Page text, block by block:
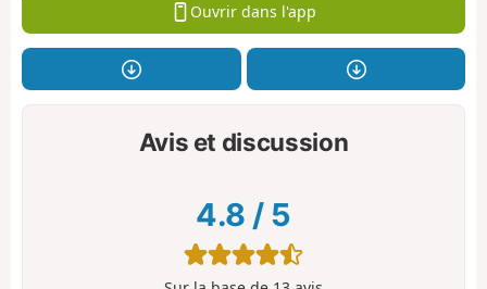
Ouvrir dans l'app
Avis et discussion
4.8 / 5